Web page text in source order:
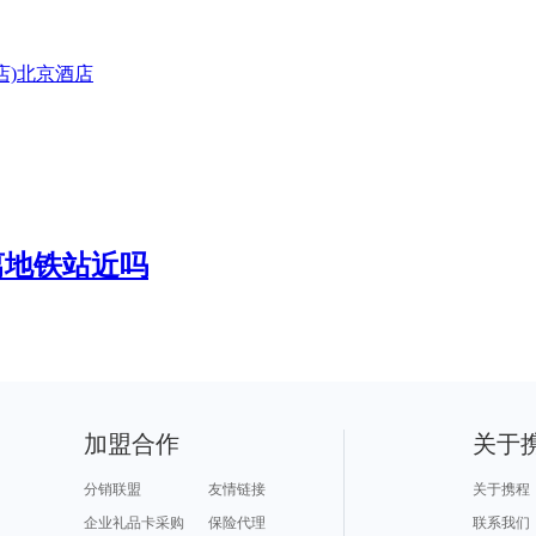
)北京酒店
铁站近吗
加盟合作
分销联盟
友情链接
企业礼品卡采购
保险代理
关于
关于携程
联系我们